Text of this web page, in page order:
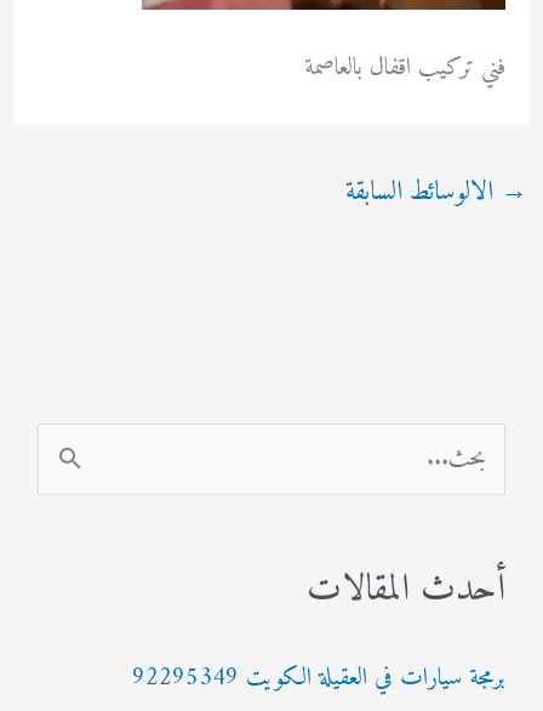
فني تركيب اقفال بالعاصمة
→ الالوسائط السابقة
ل
ح
ع
أحدث المقالات
برمجة سيارات في العقيلة الكويت 92295349